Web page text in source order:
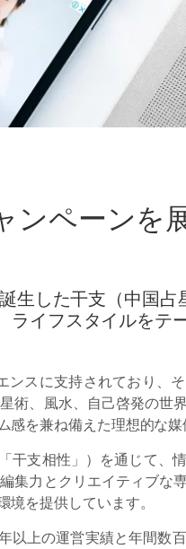
ンペーンを
生した干支（中国
ライフスタイルをテ
スに支持されており、
術、風水、自己啓発の世
を兼ね備えた理想的な媒
支相性」）を通じて、
集力とクリエイティブな
を提供しています。
上の運営実績と年間数